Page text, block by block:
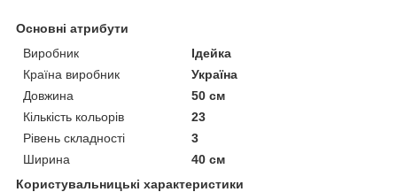
Основні атрибути
Виробник
Ідейка
Країна виробник
Україна
Довжина
50 см
Кількість кольорів
23
Рівень складності
3
Ширина
40 см
Користувальницькі характеристики